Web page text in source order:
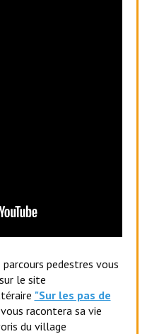
parcours pedestres vous
le site
"Sur les pas de
racontera sa vie
du village